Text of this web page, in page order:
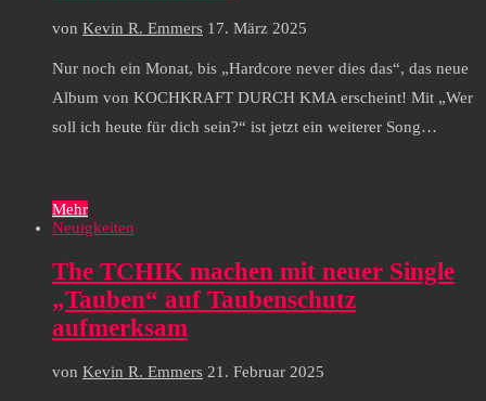
von Kevin R. Emmers 17. März 2025
Nur noch ein Monat, bis „Hardcore never dies das“, das neue
Album von KOCHKRAFT DURCH KMA erscheint! Mit „Wer
soll ich heute für dich sein?“ ist jetzt ein weiterer Song…
Mehr
Neuigkeiten
The TCHIK machen mit neuer Single
„Tauben“ auf Taubenschutz
aufmerksam
von Kevin R. Emmers 21. Februar 2025